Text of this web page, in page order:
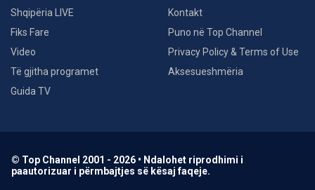
Shqipëria LIVE
Fiks Fare
Video
Të gjitha programet
Guida TV
Kontakt
Puno në Top Channel
Privacy Policy & Terms of Use
Aksesueshmëria
© Top Channel 2001 - 2026 • Ndalohet riprodhimi i
paautorizuar i përmbajtjes së kësaj faqeje.